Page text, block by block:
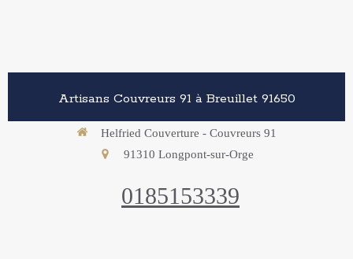
Artisans Couvreurs 91 à Breuillet 91650
Helfried Couverture - Couvreurs 91
91310 Longpont-sur-Orge
0185153339